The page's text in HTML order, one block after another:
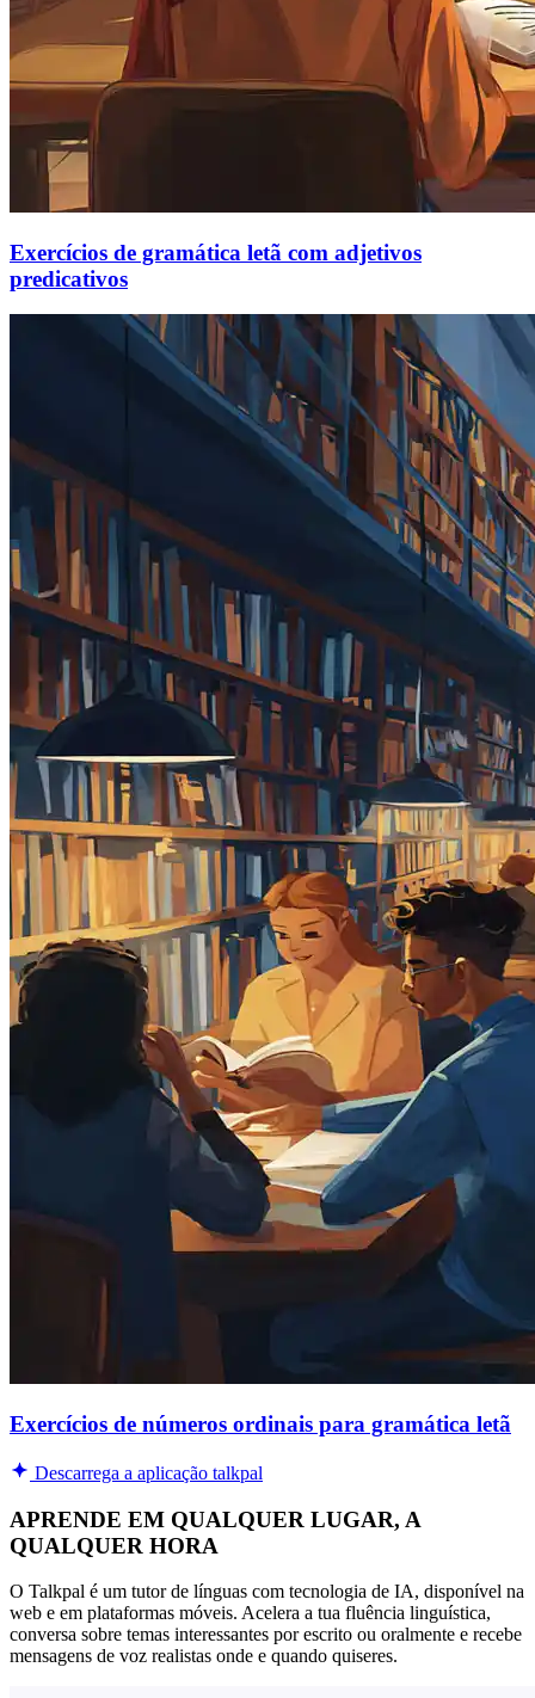
Exercícios de gramática letã com adjetivos
predicativos
Exercícios de números ordinais para gramática letã
Descarrega a aplicação talkpal
APRENDE EM QUALQUER LUGAR, A
QUALQUER HORA
O Talkpal é um tutor de línguas com tecnologia de IA, disponível na
web e em plataformas móveis. Acelera a tua fluência linguística,
conversa sobre temas interessantes por escrito ou oralmente e recebe
mensagens de voz realistas onde e quando quiseres.